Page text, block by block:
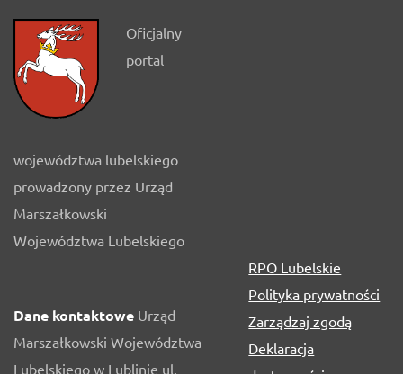
Oficjalny
portal
województwa lubelskiego
prowadzony przez Urząd
Marszałkowski
Województwa Lubelskiego
Dane kontaktowe Urząd
Marszałkowski Województwa
Lubelskiego w Lublinie ul.
RPO Lubelskie
Polityka prywatności
Zarządzaj zgodą
Deklaracja